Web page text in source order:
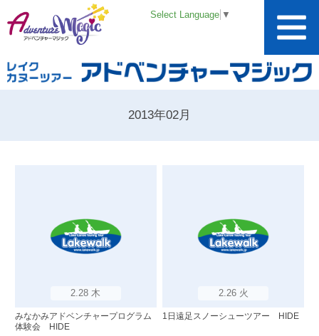
Select Language ▼
2013年02月
2.28 木
みなかみアドベンチャープログラム
体験会 HIDE
2.26 火
1日遠足スノーシューツアー HIDE